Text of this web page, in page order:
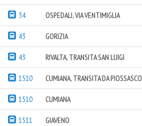
34 OSPEDALI, VIA VENTIMIGLIA
43 GORIZIA
43 RIVALTA, TRANSITA SAN LUIGI
1510 CUMIANA, TRANSITA DA PIOSSASCO
1510 CUMIANA
1511 GIAVENO